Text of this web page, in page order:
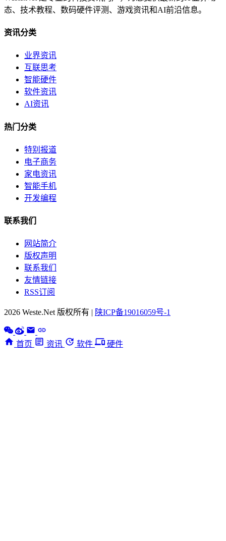
态、技术教程、数码硬件评测、游戏资讯和AI前沿信息。
资讯分类
业界资讯
互联思考
智能硬件
软件资讯
AI资讯
热门分类
特别报道
电子商务
家电资讯
智能手机
开发编程
联系我们
网站简介
版权声明
联系我们
友情链接
RSS订阅
2026 Weste.Net 版权所有 | 陕ICP备19016059号-1
首页 资讯 软件 硬件